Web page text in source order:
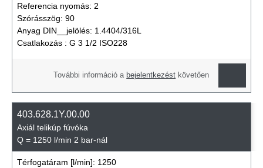
Referencia nyomás: 2
Szórásszög: 90
Anyag DIN__jelölés: 1.4404/316L
Csatlakozás : G 3 1/2 ISO228
További információ a bejelentkezést követően
403.628.1Y.00.00
Axiál telikúp fúvóka
Q = 1250 l/min 2 bar-nál
Térfogatáram [l/min]: 1250